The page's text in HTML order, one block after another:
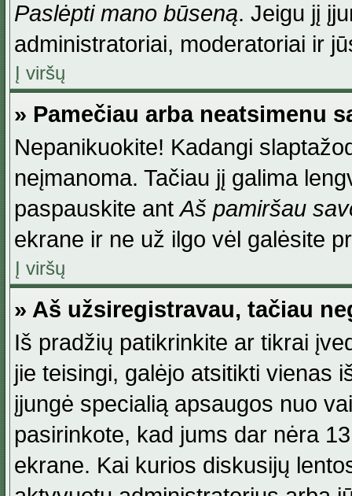
Paslėpti mano būseną. Jeigu jį
administratoriai, moderatoriai ir
Į viršų
» Pamečiau arba neatsimenu
Nepanikuokite! Kadangi
neįmanoma. Tačiau jį galima
paspauskite antAš pamiršau
ekrane ir ne už ilgo vėl galėsite
Į viršų
» Aš užsiregistravau, tačiau
Iš pradžių patikrinkite ar tikrai
jie teisingi, galėjo atsitikti vienas
įjungė specialią apsaugos nuo
pasirinkote, kad jums dar nėra
ekrane. Kai kurios diskusijų